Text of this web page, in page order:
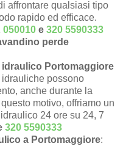
affrontare qualsiasi tipo
rapido ed efficace.
050010 e320 5590333
perde
Portomaggiore
possono
anche durante la
motivo, offriamo un
24 ore su 24, 7
320 5590333
a Portomaggiore: